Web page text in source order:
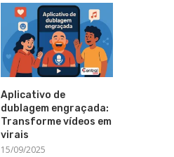
Aplicativo de
dublagem engraçada:
Transforme vídeos em
virais
15/09/2025